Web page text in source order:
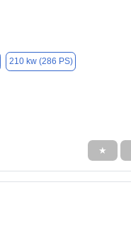
210 kw (286 PS)
★